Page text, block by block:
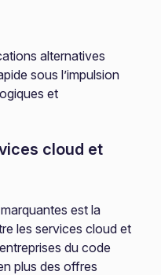
alternatives
sous l’impulsion
et
cloud et
est la
les services cloud et
du code
plus des offres